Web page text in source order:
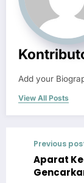
Add your
View All Posts
Previous
Aparat